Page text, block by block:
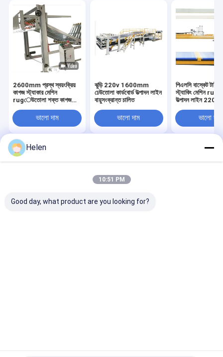
2600mm প্রস্থ স্বয়ংক্রিয়
কাগজ স্ট্যাকার মেশিন
rugেউতোলা শক্ত কাগজ
ভালো দাম
ঝুড়ি 220v 1600mm
ঢেউতোলা কার্ডবোর্ড উত্পাদন লাইন
বায়ুসংক্রান্ত চালিত
ভালো দাম
পিএলসি বাস্কেট টাইপ
স্ট্যাকিং মেশিন
উত্পাদন লাইন 220v
ভালো দাম
সম্পর্কে
করুন
Site
সাইট ম্যাপ
Privacy Policy
Reserved.
Helen
10:51 PM
Good day, what product are you looking for?